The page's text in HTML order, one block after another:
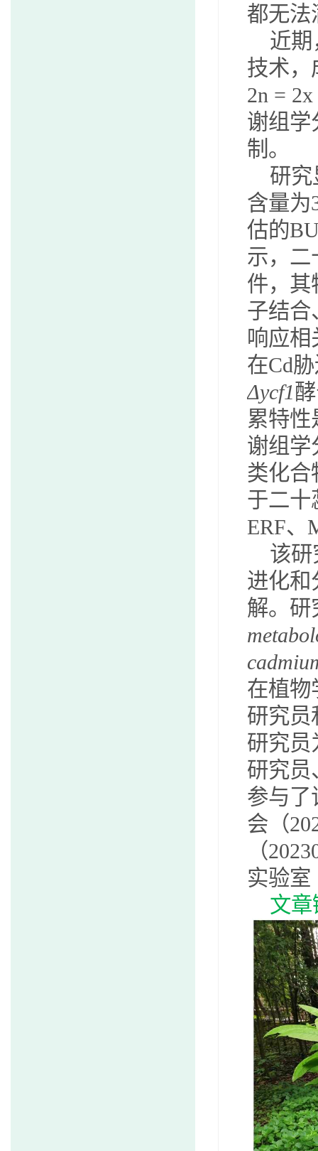
都无法
近
技术，
2n =
谢组学
制。
研
含量为
估的
示，二
件，其
子结合
响应相
在Cd
Δycf1
累特
谢组学
类化合
于二十
ERF、
该
进化和
解。研
在植物
研究员
研究员
研究员
参与了
会（
（
实验室
文章